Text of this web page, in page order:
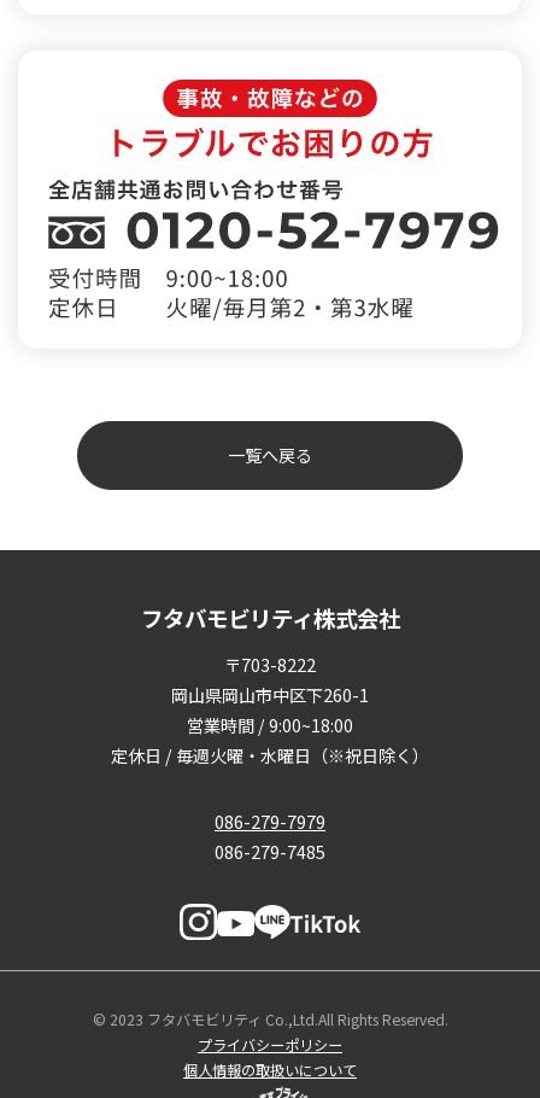
一覧へ戻る
フタバモビリティ株式会社
〒703-8222
岡山県岡山市中区下260-1
営業時間 / 9:00~18:00
定休日 / 毎週火曜・水曜日（※祝日除く）
086-279-7979
086-279-7485
© 2023 フタバモビリティ Co.,Ltd.All Rights Reserved.
プライバシーポリシー
個人情報の取扱いについて